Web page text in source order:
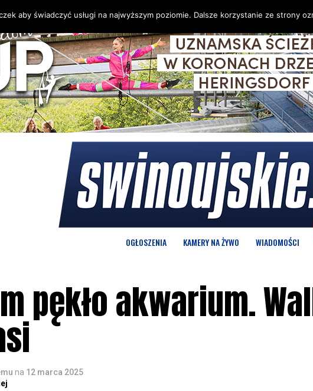
OGŁOSZENIA KAMERY NA ŻYWO WIADOMOŚCI
pękło akwarium.
na 12 marca 2025
aby świadczyć usługi na najwyższym poziomie. Dalsze korzystanie ze strony